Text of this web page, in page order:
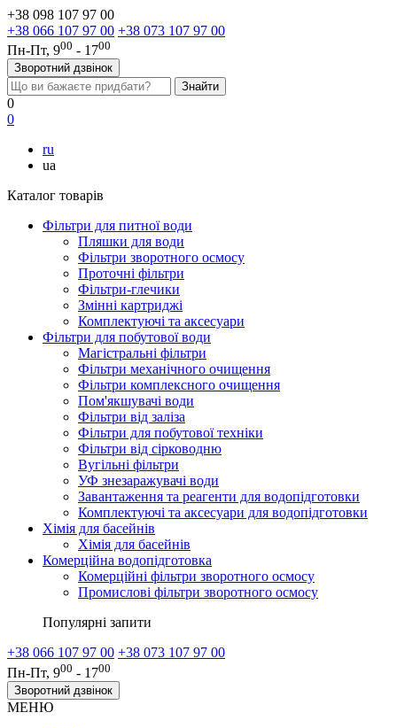
+38 098 107 97 00
+38 066 107 97 00 +38 073 107 97 00
Пн-Пт, 900 - 1700
Зворотний дзвінок
0
0
ru
ua
Каталог товарів
Фільтри для питної води
Пляшки для води
Фільтри зворотного осмосу
Проточні фільтри
Фільтри-глечики
Змінні картриджі
Комплектуючі та аксесуари
Фільтри для побутової води
Магістральні фільтри
Фільтри механічного очищення
Фільтри комплексного очищення
Пом'якшувачі води
Фільтри від заліза
Фільтри для побутової техніки
Фільтри від сірководню
Вугільні фільтри
УФ знезаражувачі води
Завантаження та реагенти для водопідготовки
Комплектуючі та аксесуари для водопідготовки
Хімія для басейнів
Хімія для басейнів
Комерційна водопідготовка
Комерційні фільтри зворотного осмосу
Промислові фільтри зворотного осмосу
Популярні запити
+38 066 107 97 00 +38 073 107 97 00
Пн-Пт, 900 - 1700
Зворотний дзвінок
МЕНЮ